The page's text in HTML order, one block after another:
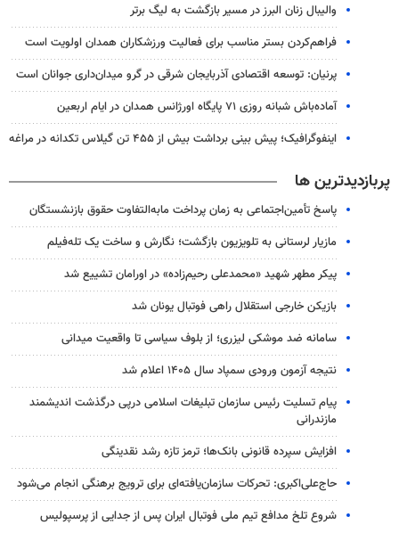
والیبال زنان البرز در مسیر بازگشت به لیگ برتر
فراهم‌کردن بستر مناسب برای فعالیت ورزشکاران همدان اولویت است
پرنیان: توسعه اقتصادی آذربایجان شرقی در گرو میدان‌داری جوانان است
آماده‌باش شبانه روزی ۷۱ پایگاه اورژانس همدان در ایام اربعین
اینفوگرافیک؛ پیش بینی برداشت بیش از ۴۵۵ تن گیلاس تکدانه در مراغه
پربازدیدترین ها
پاسخ تأمین‌اجتماعی به زمان پرداخت مابه‌التفاوت حقوق بازنشستگان
مازیار لرستانی به تلویزیون بازگشت؛ نگارش و ساخت یک تله‌فیلم
پیکر مطهر شهید «محمدعلی رحیم‌زاده» در اورامان تشییع شد
بازیکن خارجی استقلال راهی فوتبال یونان شد
سامانه ضد موشکی لیزری؛ از بلوف سیاسی تا واقعیت میدانی
نتیجه آزمون ورودی سمپاد سال ۱۴۰۵ اعلام شد
پیام تسلیت رئیس سازمان تبلیغات اسلامی درپی درگذشت اندیشمند
مازندرانی
افزایش سپرده قانونی بانک‌ها؛ ترمز تازه رشد نقدینگی
حاج‌علی‌اکبری: تحرکات سازمان‌یافته‌ای برای ترویج برهنگی انجام می‌شود
شروع تلخ مدافع تیم ملی فوتبال ایران پس از جدایی از پرسپولیس